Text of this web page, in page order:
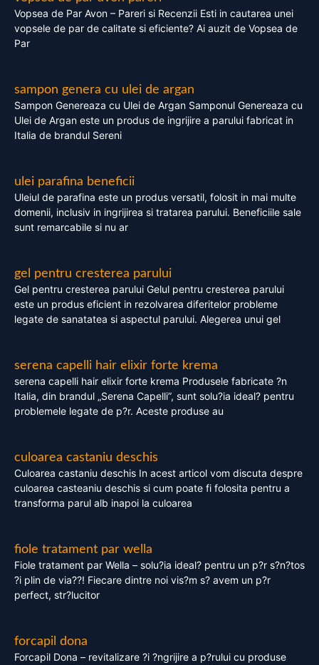
Vopsea de Par Avon – Pareri si Recenzii Esti in cautarea unei
vopsele de par de calitate si eficiente? Ai auzit de Vopsea de
Par
sampon genera cu ulei de argan
Sampon Genereaza cu Ulei de Argan Samponul Genereaza cu
Ulei de Argan este un produs de ingrijire a parului fabricat in
Italia de brandul Sereni
ulei parafina beneficii
Uleiul de parafina este un produs versatil, folosit in mai multe
domenii, inclusiv in ingrijirea si tratarea parului. Beneficiile sale
sunt remarcabile si nu ar
gel pentru cresterea parului
Gel pentru cresterea parului Gelul pentru cresterea parului
este un produs eficient in rezolvarea diferitelor probleme
legate de sanatatea si aspectul parului. Alegerea unui gel
serena capelli hair elixir forte krema
serena capelli hair elixir forte krema Produsele fabricate ?n
Italia, din brandul „Serena Capelli”, sunt solu?ia ideal? pentru
problemele legate de p?r. Aceste produse au
culoarea castaniu deschis
Culoarea castaniu deschis In acest articol vom discuta despre
culoarea casteaniu deschis si cum poate fi folosita pentru a
transforma parul alb inapoi la culoarea
fiole tratament par wella
Fiole tratament par Wella – solu?ia ideal? pentru un p?r s?n?tos
?i plin de via??! Fiecare dintre noi vis?m s? avem un p?r
perfect, str?lucitor
forcapil dona
Forcapil Dona – revitalizare ?i ?ngrijire a p?rului cu produse